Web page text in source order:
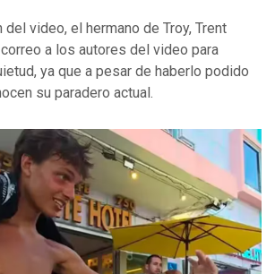
video, el hermano de Troy, Trent
a los autores del video para
ya que a pesar de haberlo podido
su paradero actual.